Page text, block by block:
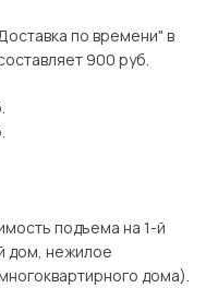
по времени" в
900 руб.
подъема на 1-й
дом, нежилое
дома).